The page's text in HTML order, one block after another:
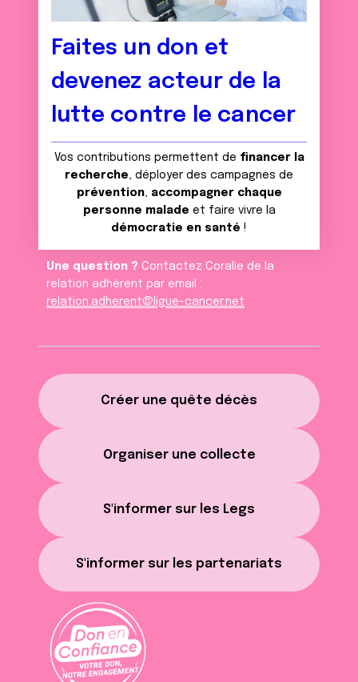
Créer une quête décès
Organiser une collecte
S'informer sur les Legs
S'informer sur les partenariats
Faites un don et
devenez acteur de la
lutte contre le cancer
Vos contributions permettent de financer la
recherche , déployer des campagnes de
prévention,
accompagner chaque
personne malade et faire vivre la
démocratie en santé !
Une question ? Contactez Coralie de la
relation adhèrent par email :
relation.adherent@ligue-cancer.net